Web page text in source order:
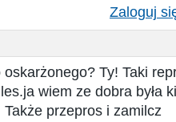
Zaloguj
oskarżonego? Ty! Taki
wiem ze dobra była
przepros i zamilcz